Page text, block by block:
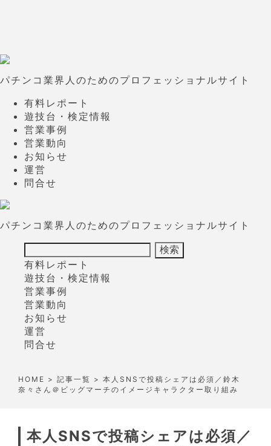
パチンコ業界人のためのプロフェッショナルサイト
有料レポート
遊技台・検定情報
営業事例
営業動向
お知らせ
運営
問合せ
パチンコ業界人のためのプロフェッショナルサイト
有料レポート
遊技台・検定情報
営業事例
営業動向
お知らせ
運営
問合せ
HOME > 記事一覧 > 本人SNSで投稿シェアは必須／鈴木
奈々さん＠ビッグマーチのイメージキャラクター取り組み
本人SNSで投稿シェアは必須／